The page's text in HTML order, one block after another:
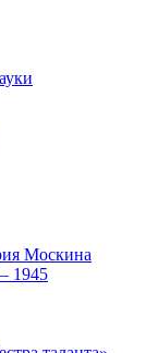
Москина
1945